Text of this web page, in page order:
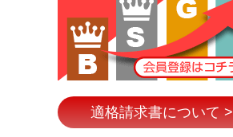
適格請求書について >